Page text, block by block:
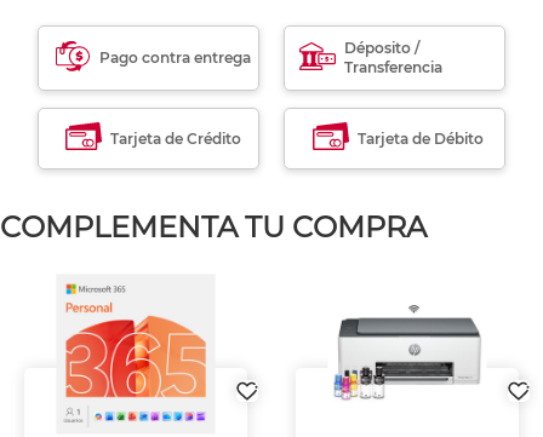
Pago contra entrega
Déposito /
Transferencia
Tarjeta de Crédito Tarjeta de Débito
COMPLEMENTA TU COMPRA